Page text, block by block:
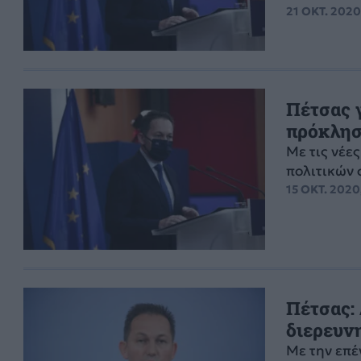
21 ΟΚΤ.
Πέτσας
Με τις
πολιτικών
15 ΟΚΤ.
Πέτσας:
Με την